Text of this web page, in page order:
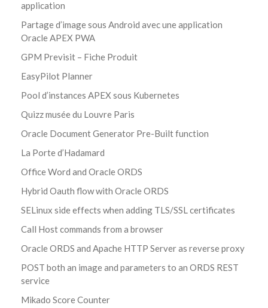
application
Partage d’image sous Android avec une application
Oracle APEX PWA
GPM Previsit – Fiche Produit
EasyPilot Planner
Pool d’instances APEX sous Kubernetes
Quizz musée du Louvre Paris
Oracle Document Generator Pre-Built function
La Porte d’Hadamard
Office Word and Oracle ORDS
Hybrid Oauth flow with Oracle ORDS
SELinux side effects when adding TLS/SSL certificates
Call Host commands from a browser
Oracle ORDS and Apache HTTP Server as reverse proxy
POST both an image and parameters to an ORDS REST
service
Mikado Score Counter